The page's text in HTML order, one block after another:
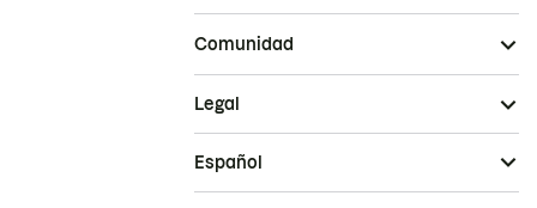
Comunidad
Legal
Español